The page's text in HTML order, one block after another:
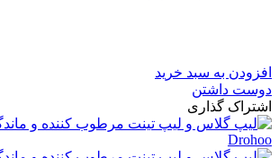
افزودن به سبد خرید
دوست داشتن
اشتراک گذاری